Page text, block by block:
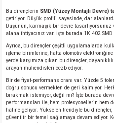
Bu dirençlerin SMD (Yüzey Montajlı Devre)
getiriyor. Düşük profili sayesinde, dar
Düşünün, karmaşık bir devre
alana ihtiyacınız var. İşte burada 1K 402
Ayrıca, bu dirençler çeşitli uygulamalarda
işleme birimlerine, hatta otomotiv
yerde karşımıza çıkan bu dirençler,
arayan mühendisleri cezb ediyor.
Bir de fiyat-performans oranı var. Yüzde 5
doğru sonucu vermekten de geri kalmıyor.
bırakmak istemiyor, değil mi? İşte burada
performansları ile, hem profesyonellerin hem
haline geliyor. Yükselen trendiyle bu dirençler,
güvenilir bir temel sağlamaya devam ediyor.